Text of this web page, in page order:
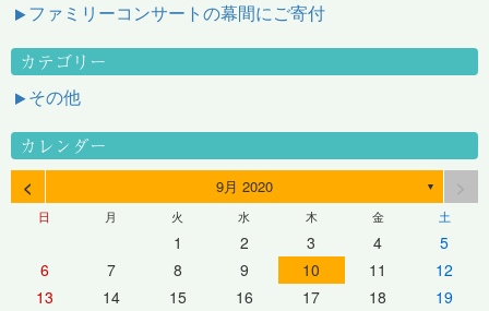
ファミリーコンサートの幕間にご寄付
カテゴリー
その他
カレンダー
< 9月 2020 ▼
日 月 火 水 木 金 土
1 2 3 4
5
6
7 8 9 10 11
12
13
14 15 16 17 18
19